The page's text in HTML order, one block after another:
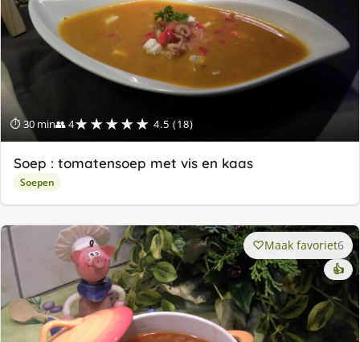
⏱ 30 min👥 4★★★★★ 4.5 (18)
Soep : tomatensoep met vis en kaas
Soepen
Maak favoriet6
👍